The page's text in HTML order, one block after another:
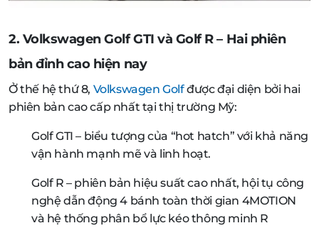
2. Volkswagen Golf GTI và Golf R – Hai phiên
bản đỉnh cao hiện nay
Ở thế hệ thứ 8, Volkswagen Golfđược đại diện bởi hai
phiên bản cao cấp nhất tại thị trường Mỹ:
Golf GTI – biểu tượng của “hot hatch” với khả năng
vận hành mạnh mẽ và linh hoạt.
Golf R – phiên bản hiệu suất cao nhất, hội tụ công
nghệ dẫn động 4 bánh toàn thời gian 4MOTION
và hệ thống phân bổ lực kéo thông minh R